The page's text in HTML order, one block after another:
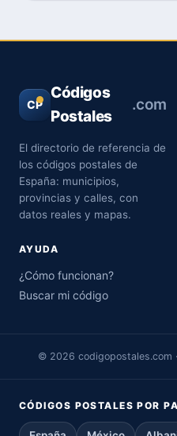
CP
Códigos
Postales
.com
El directorio de referencia de
los códigos postales de
España: municipios,
provincias y calles, con
datos reales y mapas.
AYUDA
¿Cómo funcionan?
Buscar mi código
© 2026 codigopostales.com
CÓDIGOS POSTALES POR